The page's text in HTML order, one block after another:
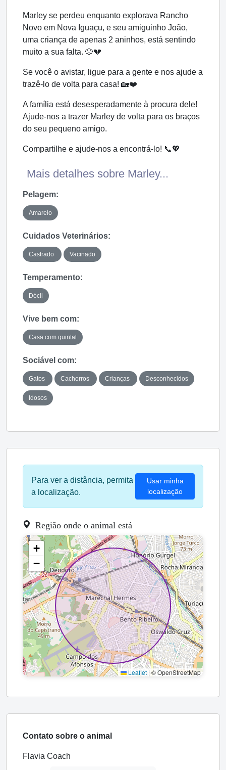
Marley se perdeu enquanto explorava Rancho
Novo em Nova Iguaçu, e seu amiguinho João,
uma criança de apenas 2 aninhos, está sentindo
muito a sua falta. 🐶💔
Se você o avistar, ligue para a gente e nos ajude a
trazê-lo de volta para casa! 🏡❤️
A família está desesperadamente à procura dele!
Ajude-nos a trazer Marley de volta para os braços
do seu pequeno amigo.
Compartilhe e ajude-nos a encontrá-lo! 📞💖
Mais detalhes sobre Marley...
Pelagem:
Amarelo
Cuidados Veterinários:
Castrado Vacinado
Temperamento:
Dócil
Vive bem com:
Casa com quintal
Sociável com:
Gatos Cachorros Crianças Desconhecidos
Idosos
Para ver a distância, permita
a localização.
Usar minha
localização
Região onde o animal está
+
−
Leaflet | © OpenStreetMap
Contato sobre o animal
Flavia Coach